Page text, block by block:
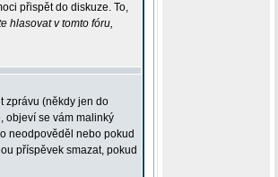
přispět do diskuze. To,
hlasovat v tomto fóru,
zprávu (někdy jen do
objeví se vám malinký
neodpověděl nebo pokud
příspěvek smazat, pokud